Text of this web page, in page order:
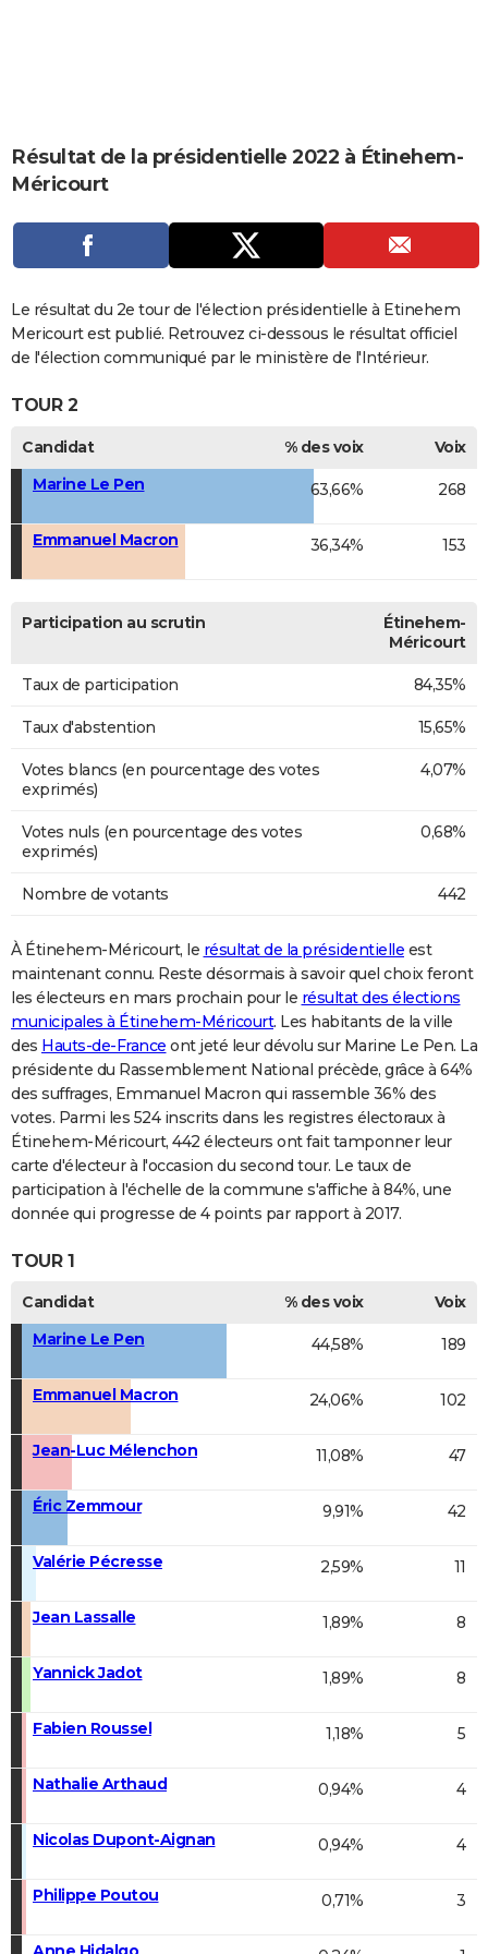
CARTE DE VOEUX
Dictionnaire
Biographies
Expressions
Proverbes
PROGRAMME TV
S'inscrire
Se connecter
Lycées
Collèges
Primaires
Universités
Entreprises
Service militaire
Avis de recherche
AVIS DE DÉCÈS
Résultat de la présidentielle 2022 à Étinehem-
Méricourt
Le résultat du 2e tour de l'élection présidentielle à Etinehem
Mericourt est publié. Retrouvez ci-dessous le résultat officiel
de l'élection communiqué par le ministère de l'Intérieur.
TOUR 2
Candidat % des voix
Voix
Marine Le Pen
63,66% 268
Emmanuel Macron 36,34% 153
Participation au scrutin
Étinehem-
Méricourt
Taux de participation 84,35%
Taux d'abstention 15,65%
Votes blancs (en pourcentage des votes
exprimés)
4,07%
Votes nuls (en pourcentage des votes
exprimés)
0,68%
Nombre de votants 442
À Étinehem-Méricourt, le résultat de la présidentielle est
maintenant connu. Reste désormais à savoir quel choix feront
les électeurs en mars prochain pour le résultat des élections
municipales à Étinehem-Méricourt. Les habitants de la ville
des Hauts-de-France ont jeté leur dévolu sur Marine Le Pen. La
présidente du Rassemblement National précède, grâce à 64%
des suffrages, Emmanuel Macron qui rassemble 36% des
votes. Parmi les 524 inscrits dans les registres électoraux à
Étinehem-Méricourt, 442 électeurs ont fait tamponner leur
carte d'électeur à l'occasion du second tour. Le taux de
participation à l'échelle de la commune s'affiche à 84%, une
donnée qui progresse de 4 points par rapport à 2017.
TOUR 1
Candidat % des voix
Voix
Marine Le Pen
44,58% 189
Emmanuel Macron 24,06% 102
Jean-Luc Mélenchon 11,08% 47
Éric Zemmour 9,91% 42
Valérie Pécresse 2,59% 11
Jean Lassalle 1,89% 8
Yannick Jadot 1,89% 8
Fabien Roussel 1,18% 5
Nathalie Arthaud 0,94% 4
Nicolas Dupont-Aignan 0,94% 4
Philippe Poutou 0,71% 3